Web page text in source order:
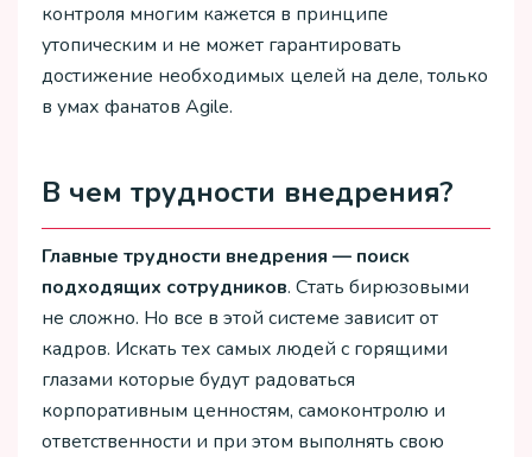
контроля многим кажется в принципе
утопическим и не может гарантировать
достижение необходимых целей на деле, только
в умах фанатов Agile.
В чем трудности внедрения?
Главные трудности внедрения — поиск
подходящих сотрудников. Стать бирюзовыми
не сложно. Но все в этой системе зависит от
кадров. Искать тех самых людей с горящими
глазами которые будут радоваться
корпоративным ценностям, самоконтролю и
ответственности и при этом выполнять свою